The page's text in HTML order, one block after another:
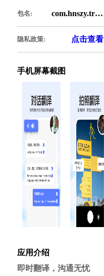
包名: com.hnszy.translation
隐私政策: 点击查看
手机屏幕截图
应用介绍
即时翻译，沟通无忧